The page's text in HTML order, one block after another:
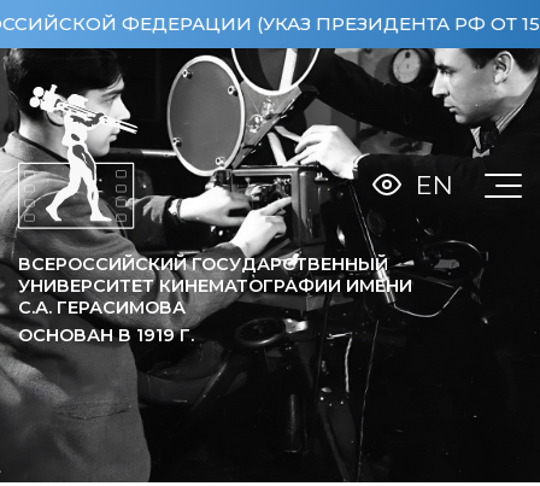
ФЕДЕРАЦИИ (УКАЗ ПРЕЗИДЕНТА РФ ОТ
ВСЕРОССИЙСКИЙ ГОСУДАРСТВЕННЫЙ
УНИВЕРСИТЕТ КИНЕМАТОГРАФИИ ИМЕНИ
С.А. ГЕРАСИМОВА
ОСНОВАН В 1919Г.
EN